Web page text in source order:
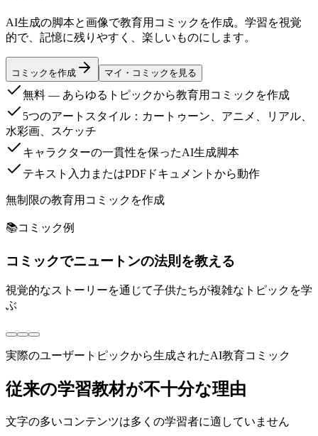
AI生成の脚本と画像で教育用コミックを作成。学習を視覚
的で、記憶に残りやすく、楽しいものにします。
コミックを作成 マイ・コミックを見る
無料 — あらゆるトピックから教育用コミックを作成
5つのアートスタイル：カートゥーン、アニメ、リアル、
水彩画、スケッチ
キャラクターの一貫性を保ったAI生成脚本
テキスト入力またはPDFドキュメントから動作
無制限の教育用コミックを作成
📚コミック例
コミックでニュートンの法則を教える
視覚的なストーリーを通じて子供たちが複雑なトピックを学
ぶ
実際のユーザートピックから生成されたAI教育コミック
従来の学習教材が不十分な理由
文字の多いコンテンツは多くの学習者に適していません